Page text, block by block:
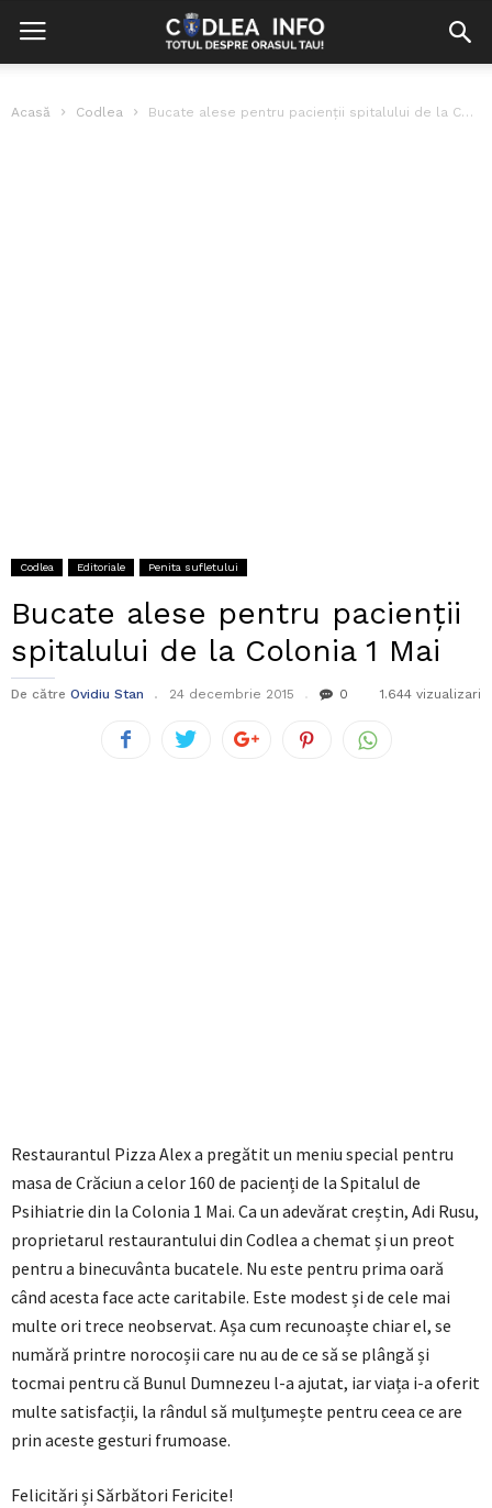
Acasă Codlea Bucate alese pentru pacienții spitalului de la Colonia 1 Mai
Codlea Editoriale Penita sufletului
Bucate alese pentru pacienții
spitalului de la Colonia 1 Mai
De către Ovidiu Stan 24 decembrie 2015 0 1.644 vizualizari
Restaurantul Pizza Alex a pregătit un meniu special pentru
masa de Crăciun a celor 160 de pacienți de la Spitalul de
Psihiatrie din la Colonia 1 Mai. Ca un adevărat creștin, Adi Rusu,
proprietarul restaurantului din Codlea a chemat și un preot
pentru a binecuvânta bucatele. Nu este pentru prima oară
când acesta face acte caritabile. Este modest și de cele mai
multe ori trece neobservat. Așa cum recunoaște chiar el, se
numără printre norocoșii care nu au de ce să se plângă și
tocmai pentru că Bunul Dumnezeu l-a ajutat, iar viața i-a oferit
multe satisfacții, la rândul să mulțumește pentru ceea ce are
prin aceste gesturi frumoase.
Felicitări și Sărbători Fericite!